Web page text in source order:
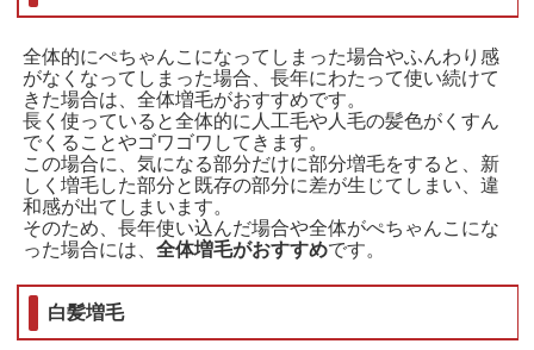
全体的にぺちゃんこになってしまった場合やふんわり感
がなくなってしまった場合、長年にわたって使い続けて
きた場合は、全体増毛がおすすめです。
長く使っていると全体的に人工毛や人毛の髪色がくすん
でくることやゴワゴワしてきます。
この場合に、気になる部分だけに部分増毛をすると、新
しく増毛した部分と既存の部分に差が生じてしまい、違
和感が出てしまいます。
そのため、長年使い込んだ場合や全体がぺちゃんこにな
った場合には、全体増毛がおすすめです。
白髪増毛